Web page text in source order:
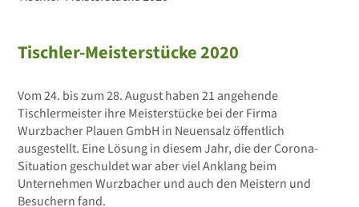
Tischler-Meisterstücke 2020
Vom 24. bis zum 28. August haben 21 angehende
Tischlermeister ihre Meisterstücke bei der Firma
Wurzbacher Plauen GmbH in Neuensalz öffentlich
ausgestellt. Eine Lösung in diesem Jahr, die der Corona-
Situation geschuldet war aber viel Anklang beim
Unternehmen Wurzbacher und auch den Meistern und
Besuchern fand.